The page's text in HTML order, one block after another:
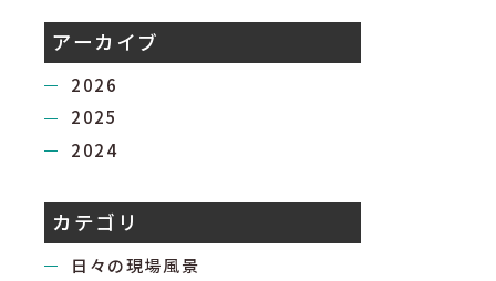
アーカイブ
2026
2025
2024
カテゴリ
日々の現場風景